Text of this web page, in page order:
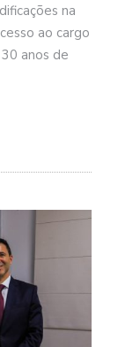
na
ao cargo
anos de